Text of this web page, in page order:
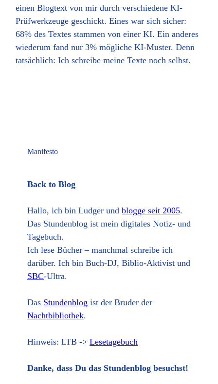
einen Blogtext von mir durch verschiedene KI-
Prüfwerkzeuge geschickt. Eines war sich sicher:
68% des Textes stammen von einer KI. Ein anderes
wiederum fand nur 3% mögliche KI-Muster. Denn
tatsächlich: Ich schreibe meine Texte noch selbst.
Manifesto
Back to Blog
Hallo, ich bin Ludger und blogge seit 2005.
Das Stundenblog ist mein digitales Notiz- und
Tagebuch.
Ich lese Bücher – manchmal schreibe ich
darüber. Ich bin Buch-DJ, Biblio-Aktivist und
SBC-Ultra.
Das Stundenblog ist der Bruder der
Nachtbibliothek.
Hinweis: LTB -> Lesetagebuch
Danke, dass Du das Stundenblog besuchst!